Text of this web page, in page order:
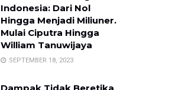
Indonesia: Dari Nol
Hingga Menjadi Miliuner.
Mulai Ciputra Hingga
William Tanuwijaya
SEPTEMBER 18, 2023